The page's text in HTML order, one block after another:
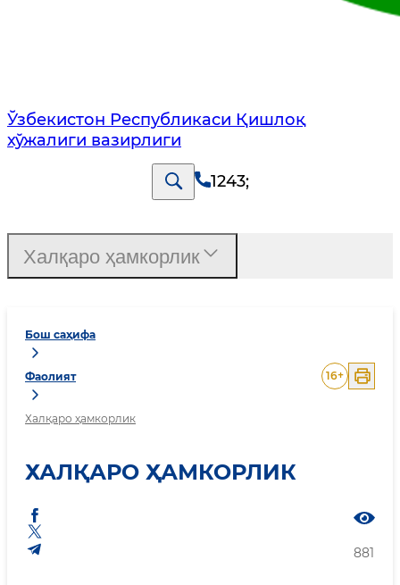
Ўзбекистон Республикаси Қишлоқ
хўжалиги вазирлиги
1243;
Бош саҳифа
Фаолият
Халқаро ҳамкорлик
16+
ХАЛҚАРО ҲАМКОРЛИК
881
Халқаро ҳамкорлик